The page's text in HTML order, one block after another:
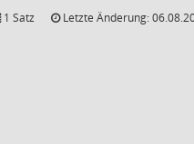
1 Satz Letzte Änderung: